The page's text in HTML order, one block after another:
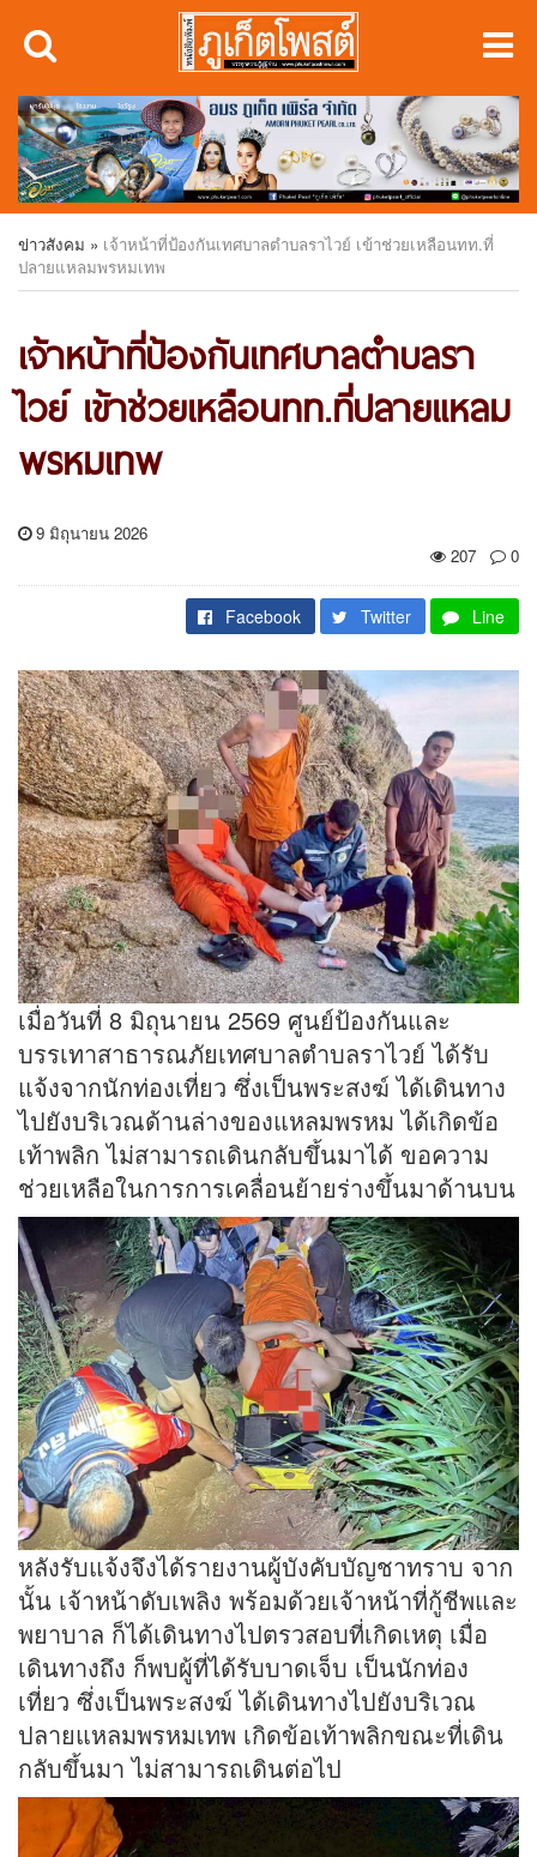
ข่าวสังคม » เจ้าหน้าที่ป้องกันเทศบาลตำบลราไวย์ เข้าช่วยเหลือนทท.ที่
ปลายแหลมพรหมเทพ
เจ้าหน้าที่ป้องกันเทศบาลตำบลรา
ไวย์ เข้าช่วยเหลือนทท.ที่ปลายแหลม
พรหมเทพ
9 มิถุนายน 2026
207
0
Facebook Twitter Line
เมื่อวันที่ 8 มิถุนายน 2569 ศูนย์ป้องกันและ
บรรเทาสาธารณภัยเทศบาลตำบลราไวย์ ได้รับ
แจ้งจากนักท่องเที่ยว ซึ่งเป็นพระสงฆ์ ได้เดินทาง
ไปยังบริเวณด้านล่างของแหลมพรหม ได้เกิดข้อ
เท้าพลิก ไม่สามารถเดินกลับขึ้นมาได้ ขอความ
ช่วยเหลือในการการเคลื่อนย้ายร่างขึ้นมาด้านบน
หลังรับแจ้งจึงได้รายงานผู้บังคับบัญชาทราบ จาก
นั้น เจ้าหน้าดับเพลิง พร้อมด้วยเจ้าหน้าที่กู้ชีพและ
พยาบาล ก็ได้เดินทางไปตรวสอบที่เกิดเหตุ เมื่อ
เดินทางถึง ก็พบผู้ที่ได้รับบาดเจ็บ เป็นนักท่อง
เที่ยว ซึ่งเป็นพระสงฆ์ ได้เดินทางไปยังบริเวณ
ปลายแหลมพรหมเทพ เกิดข้อเท้าพลิกขณะที่เดิน
กลับขึ้นมา ไม่สามารถเดินต่อไป